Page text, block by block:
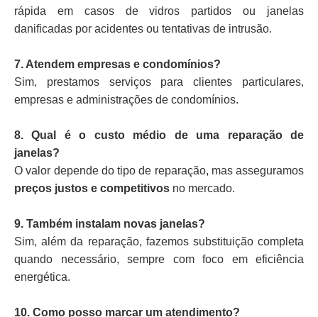
rápida em casos de vidros partidos ou janelas
danificadas por acidentes ou tentativas de intrusão.
7. Atendem empresas e condomínios?
Sim, prestamos serviços para clientes particulares,
empresas e administrações de condomínios.
8. Qual é o custo médio de uma reparação de
janelas?
O valor depende do tipo de reparação, mas asseguramos
preços justos e competitivos no mercado.
9. Também instalam novas janelas?
Sim, além da reparação, fazemos substituição completa
quando necessário, sempre com foco em eficiência
energética.
10. Como posso marcar um atendimento?